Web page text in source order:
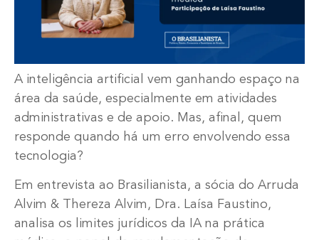
A inteligência artificial vem ganhando espaço na
área da saúde, especialmente em atividades
administrativas e de apoio. Mas, afinal, quem
responde quando há um erro envolvendo essa
tecnologia?
Em entrevista ao Brasilianista, a sócia do Arruda
Alvim & Thereza Alvim, Dra. Laísa Faustino,
analisa os limites jurídicos da IA na prática